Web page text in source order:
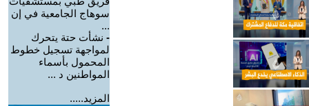
سوهاج الجامعية في إن
...
- نشأت حتة يتحرك
لمواجهة تسجيل خطوط
المحمول بأسماء
المواطنين د ...
المزيد.....